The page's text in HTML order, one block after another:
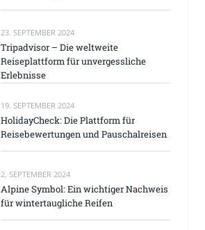
23. SEPTEMBER 2024
Tripadvisor – Die weltweite
Reiseplattform für unvergessliche
Erlebnisse
19. SEPTEMBER 2024
HolidayCheck: Die Plattform für
Reisebewertungen und Pauschalreisen
2. SEPTEMBER 2024
Alpine Symbol: Ein wichtiger Nachweis
für wintertaugliche Reifen